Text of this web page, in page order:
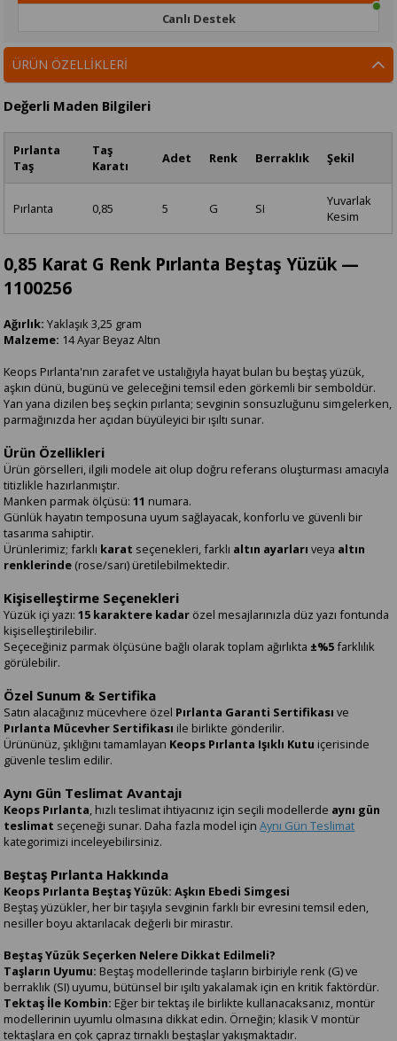
Canlı Destek
ÜRÜN ÖZELLIKLERI
Değerli Maden Bilgileri
Pırlanta
Taş
Taş
Karatı
Adet Renk Berraklık Şekil
Pırlanta 0,85 5 G SI
Yuvarlak
Kesim
0,85 Karat G Renk Pırlanta Beştaş Yüzük —
1100256
Ağırlık: Yaklaşık 3,25 gram
Malzeme: 14 Ayar Beyaz Altın
Keops Pırlanta'nın zarafet ve ustalığıyla hayat bulan bu beştaş yüzük,
aşkın dünü, bugünü ve geleceğini temsil eden görkemli bir semboldür.
Yan yana dizilen beş seçkin pırlanta; sevginin sonsuzluğunu simgelerken,
parmağınızda her açıdan büyüleyici bir ışıltı sunar.
Ürün Özellikleri
Ürün görselleri, ilgili modele ait olup doğru referans oluşturması amacıyla
titizlikle hazırlanmıştır.
Manken parmak ölçüsü:11 numara.
Günlük hayatın temposuna uyum sağlayacak, konforlu ve güvenli bir
tasarıma sahiptir.
Ürünlerimiz; farklı karat seçenekleri, farklı altın ayarları veya altın
renklerinde (rose/sarı) üretilebilmektedir.
Kişiselleştirme Seçenekleri
Yüzük içi yazı:15 karaktere kadar özel mesajlarınızla düz yazı fontunda
kişiselleştirilebilir.
Seçeceğiniz parmak ölçüsüne bağlı olarak toplam ağırlıkta ±%5farklılık
görülebilir.
Özel Sunum & Sertifika
Satın alacağınız mücevhere özel Pırlanta Garanti Sertifikası ve
Pırlanta Mücevher Sertifikası ile birlikte gönderilir.
Ürününüz, şıklığını tamamlayan Keops Pırlanta Işıklı Kutu içerisinde
güvenle teslim edilir.
Aynı Gün Teslimat Avantajı
Keops Pırlanta, hızlı teslimat ihtiyacınız için seçili modellerde aynı gün
teslimat seçeneği sunar. Daha fazla model içinAynı Gün Teslimat
kategorimizi inceleyebilirsiniz.
Beştaş Pırlanta Hakkında
Keops Pırlanta Beştaş Yüzük: Aşkın Ebedi Simgesi
Beştaş yüzükler, her bir taşıyla sevginin farklı bir evresini temsil eden,
nesiller boyu aktarılacak değerli bir mirastır.
Beştaş Yüzük Seçerken Nelere Dikkat Edilmeli?
Taşların Uyumu: Beştaş modellerinde taşların birbiriyle renk (G) ve
berraklık (SI) uyumu, bütünsel bir ışıltı yakalamak için en kritik faktördür.
Tektaş İle Kombin: Eğer bir tektaş ile birlikte kullanacaksanız, montür
modellerinin uyumlu olmasına dikkat edin. Örneğin; klasik V montür
tektaşlara en çok çapraz tırnaklı beştaşlar yakışmaktadır.